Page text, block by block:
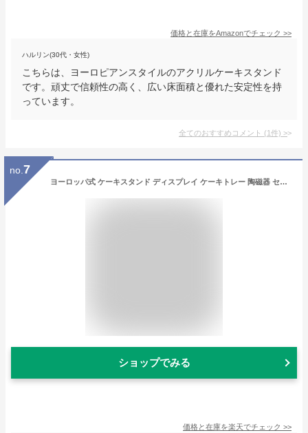
価格と在庫をAmazonでチェック >>
ハルリン(30代・女性)
こちらは、ヨーロピアンスタイルのアクリルケーキスタンド
です。頑丈で信頼性の高く、広い床面積と優れた安定性を持
っています。
全てのおすすめコメント (1件) >
no. 7
ヨーロッパ式 ケーキスタンド ディスプレイ ケーキトレー 陶磁器 セラミック 2/3段重ねの果物皿 ケーキ棚 デザート台 家庭用 ケーキスタンド 果物収納 菓子皿 お菓子のトレイ 食器 皿 リビングルーム アフタヌーンティー パーティー 結婚式 パーティー
ショップでみる
価格と在庫を楽天でチェック >>